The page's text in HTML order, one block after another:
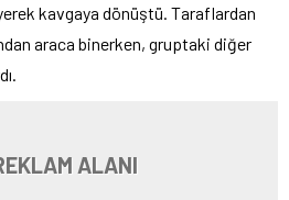
kavgaya dönüştü. Taraflardan
araca binerken, gruptaki diğer
ALANI